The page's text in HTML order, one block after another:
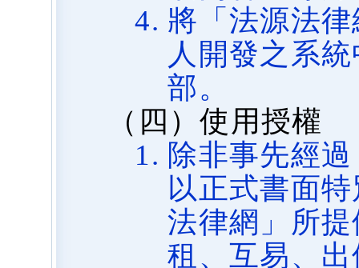
將「法源法
人開發之系
部。
（四）使用授權
除非事先經
以正式書面
法律網」所
租、互易、